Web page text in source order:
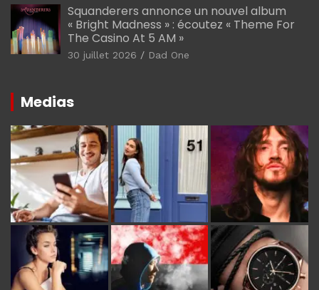
Squanderers annonce un nouvel album
« Bright Madness » : écoutez « Theme For
The Casino At 5 AM »
30 juillet 2026 Dad One
Medias